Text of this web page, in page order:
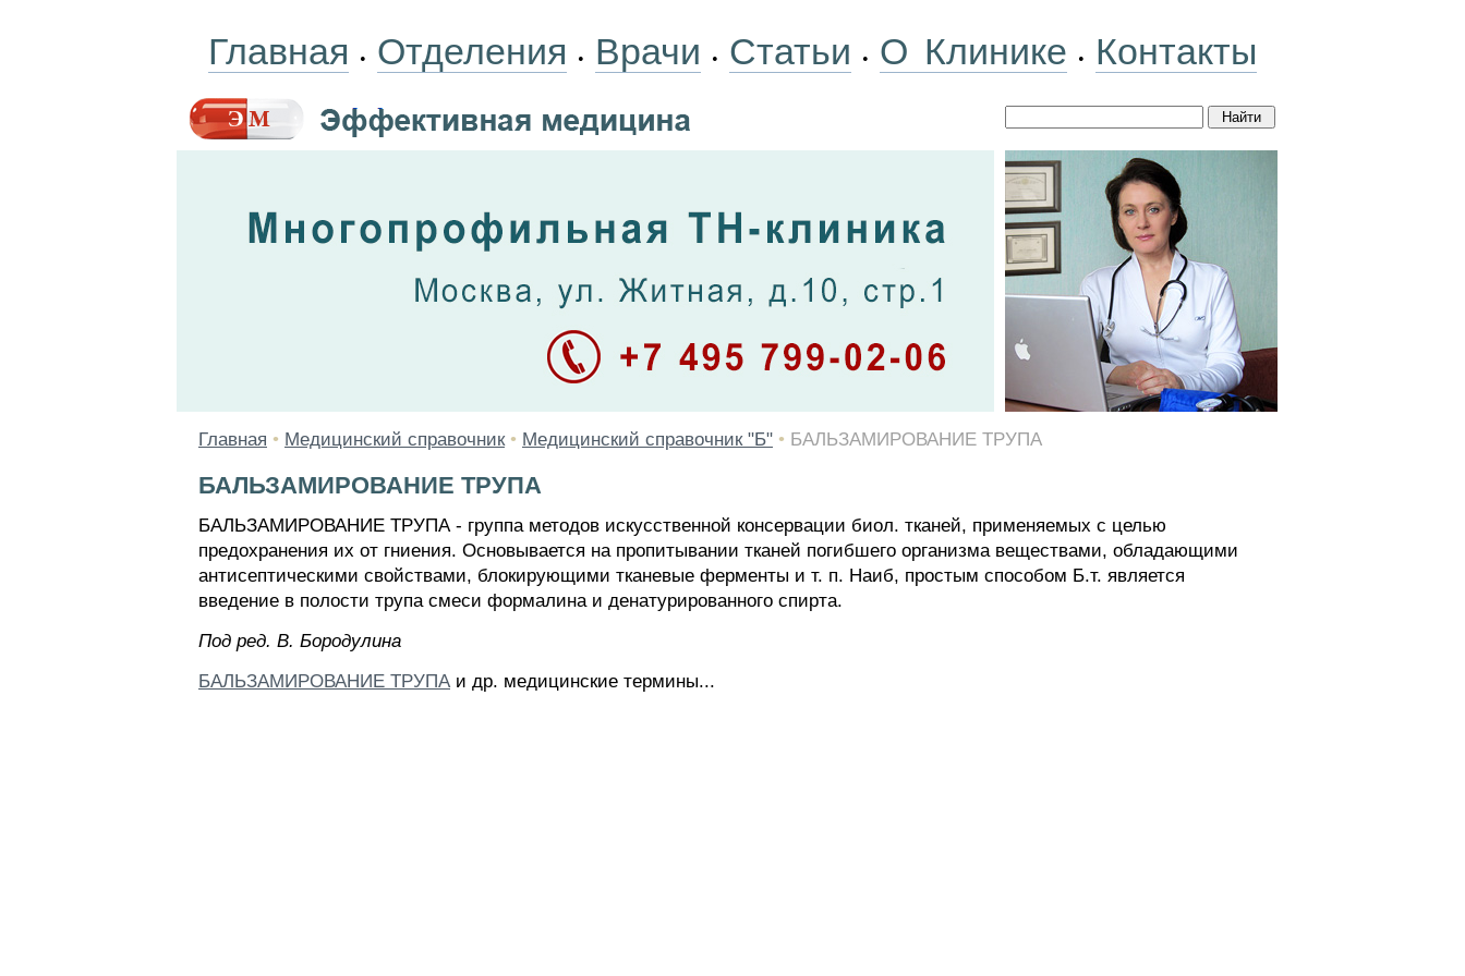
Главная • Отделения • Врачи • Статьи • О Клинике • Контакты
Главная • Медицинский справочник • Медицинский справочник "Б" • БАЛЬЗАМИРОВАНИЕ ТРУПА
БАЛЬЗАМИРОВАНИЕ ТРУПА
БАЛЬЗАМИРОВАНИЕ ТРУПА - группа методов искусственной консервации биол. тканей, применяемых с целью
предохранения их от гниения. Основывается на пропитывании тканей погибшего организма веществами, обладающими
антисептическими свойствами, блокирующими тканевые ферменты и т. п. Наиб, простым способом Б.т. является
введение в полости трупа смеси формалина и денатурированного спирта.
Пoд peд. B. Бopoдyлинa
БАЛЬЗАМИРОВАНИЕ ТРУПА и др. медицинские термины...